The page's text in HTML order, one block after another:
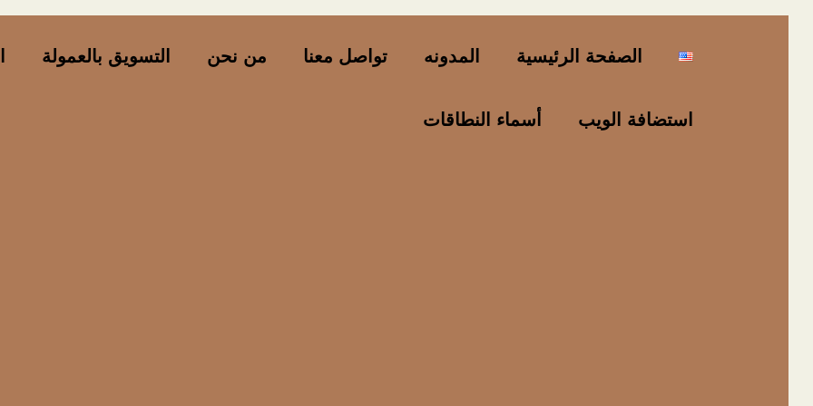
الصفحة الرئيسية المدونه تواصل معنا من نحن التسويق بالعمولة
استضافة الويب أسماء النطاقات